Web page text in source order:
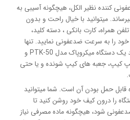
کننده نظیر الکل، هیچگونه آسیبی به
میتوانید با خیال راحت و بدون
همراه، کارت بانکی ، دسته کلید،
را به سرعت ضدعفونی نمایید. تنها
چیزی که به آن نیاز دارید یک دستگاه میکروپاک مدل PTK-50 و
کیپ، جعبه های کیپ شونده و یا حتی
قابل حمل بودن آن است. شما میتوانید
را درون کیف خود روشن کنید تا
شود، هیچگونه ماده مصرفی نیاز